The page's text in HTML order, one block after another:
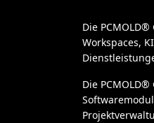
Die
Workspaces,
Die